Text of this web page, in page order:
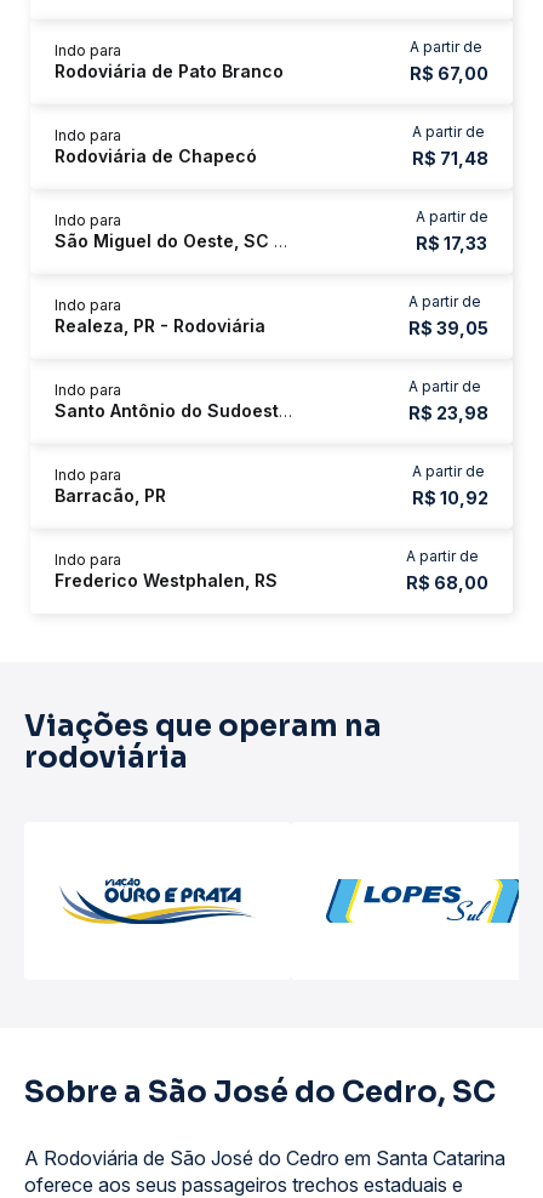
A partir de
R$ 67,00
Indo para
Rodoviária de Pato Branco
A partir de
R$ 71,48
Indo para
Rodoviária de Chapecó
A partir de
R$ 17,33
Indo para
São Miguel do Oeste, SC - Rodoviária
A partir de
R$ 39,05
Indo para
Realeza, PR - Rodoviária
A partir de
R$ 23,98
Indo para
Santo Antônio do Sudoeste, PR
A partir de
R$ 10,92
Indo para
Barracão, PR
A partir de
R$ 68,00
Indo para
Frederico Westphalen, RS
Viações que operam na
rodoviária
Sobre a São José do Cedro, SC
A Rodoviária de São José do Cedro em Santa Catarina
oferece aos seus passageiros trechos estaduais e